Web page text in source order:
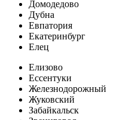
Домодедово
Дубна
Евпатория
Екатеринбург
Елец
Елизово
Ессентуки
Железнодорожный
Жуковский
Забайкальск